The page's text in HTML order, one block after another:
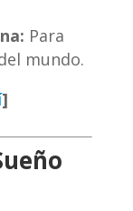
Para
mundo.
]